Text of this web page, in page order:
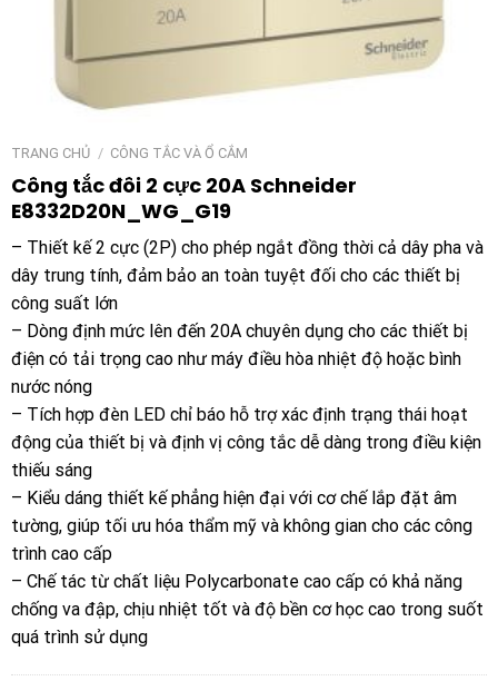
TRANG CHỦ / CÔNG TẮC VÀ Ổ CẮM
Công tắc đôi 2 cực 20A Schneider
E8332D20N_WG_G19
– Thiết kế 2 cực (2P) cho phép ngắt đồng thời cả dây pha và
dây trung tính, đảm bảo an toàn tuyệt đối cho các thiết bị
công suất lớn
– Dòng định mức lên đến 20A chuyên dụng cho các thiết bị
điện có tải trọng cao như máy điều hòa nhiệt độ hoặc bình
nước nóng
– Tích hợp đèn LED chỉ báo hỗ trợ xác định trạng thái hoạt
động của thiết bị và định vị công tắc dễ dàng trong điều kiện
thiếu sáng
– Kiểu dáng thiết kế phẳng hiện đại với cơ chế lắp đặt âm
tường, giúp tối ưu hóa thẩm mỹ và không gian cho các công
trình cao cấp
– Chế tác từ chất liệu Polycarbonate cao cấp có khả năng
chống va đập, chịu nhiệt tốt và độ bền cơ học cao trong suốt
quá trình sử dụng